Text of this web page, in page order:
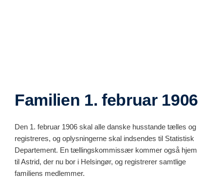
Familien 1. februar 1906
Den 1. februar 1906 skal alle danske husstande tælles og
registreres, og oplysningerne skal indsendes til Statistisk
Departement. En tællingskommissær kommer også hjem
til Astrid, der nu bor i Helsingør, og registrerer samtlige
familiens medlemmer.